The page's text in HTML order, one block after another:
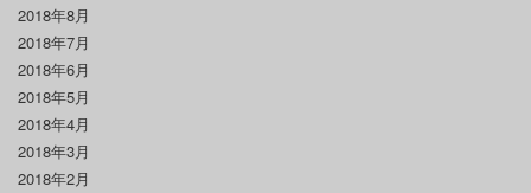
2018年8月
2018年7月
2018年6月
2018年5月
2018年4月
2018年3月
2018年2月